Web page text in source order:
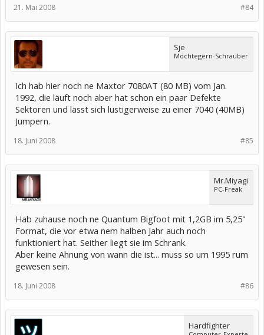
#84
21. Mai 2008
Sje
Möchtegern-Schrauber
Ich hab hier noch ne Maxtor 7080AT (80 MB) vom Jan.
1992, die läuft noch aber hat schon ein paar Defekte
Sektoren und lässt sich lustigerweise zu einer 7040 (40MB)
Jumpern.
#85
18. Juni 2008
Mr.Miyagi
PC-Freak
Hab zuhause noch ne Quantum Bigfoot mit 1,2GB im 5,25"
Format, die vor etwa nem halben Jahr auch noch
funktioniert hat. Seither liegt sie im Schrank.
Aber keine Ahnung von wann die ist... muss so um 1995 rum
gewesen sein.
#86
18. Juni 2008
Hardfighter